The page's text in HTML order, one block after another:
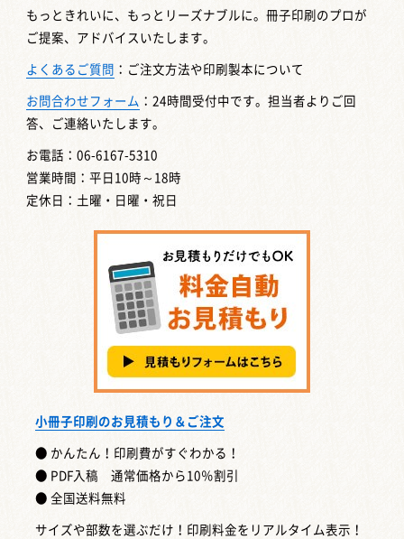
もっときれいに、もっとリーズナブルに。冊子印刷のプロが
ご提案、アドバイスいたします。
よくあるご質問 ：ご注文方法や印刷製本について
お問合わせフォーム ：24時間受付中です。担当者よりご回
答、ご連絡いたします。
お電話：06-6167-5310
営業時間：平日10時～18時
定休日：土曜・日曜・祝日
小冊子印刷のお見積もり＆ご注文
● かんたん！印刷費がすぐわかる！
● PDF入稿 通常価格から10％割引
● 全国送料無料
サイズや部数を選ぶだけ！印刷料金をリアルタイム表示！